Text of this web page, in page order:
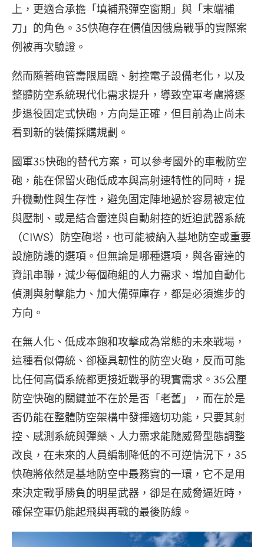
上，更適合承擔「填補飛彈空窗期」與「末端補
刀」的角色。35快砲存在價值因俄烏戰爭的實際案
例被再次驗證。
然而隨著砲管壽限屆臨、射控電子設備老化，以及
整體防空系統現代化需求提升，導致空軍考慮將逐
步退役固定式快砲，方向是正確，但目前為止尚未
看到新的裝備採購規劃。
國軍35快砲的替代方案，可以參考國外的車載防空
砲，能在保留火砲低成本與高射速特性的同時，提
升機動性與生存性，避免固定陣地過於容易被定位
與壓制、或是結合雷達與自動射控的近迫武器系統
（CIWS）防空砲塔，也可能被納入基地防空或重要
設施防護的選項。但無論是哪種選項，與各雷達的
資訊串聯，減少每個砲組的人力需求、增加自動化
偵測與射擊能力、加大備彈庫存，都是必須進步的
方向。
在無人化、低成本飽和攻擊成為常態的未來戰場，
這種看似傳統、卻極具韌性的防空火砲，反而可能
比任何高價系統都更接近戰爭的現實需求。35公厘
防空快砲的關鍵並不在於是否「老舊」，而在於是
否仍能在整體防空架構中發揮適切功能，只要其射
控、感測系統與彈藥、人力需求能隨威脅型態調整
改良，在未來的人員編制降低的不可逆情況下，35
快砲將依然是基地防空中最務實的一環，它不是用
來決定戰爭勝負的明星武器，卻是在威脅逼近時，
確保空軍仍能起飛與再戰的最後防線。